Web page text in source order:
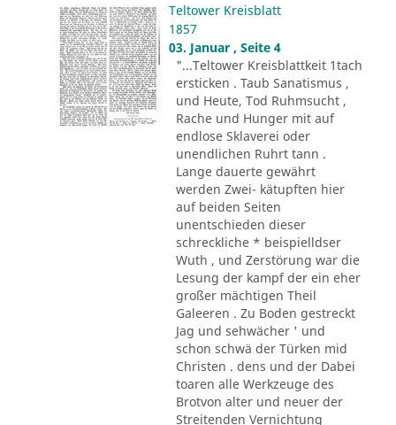
Teltower Kreisblatt
1857
03. Januar , Seite 4
"...Teltower Kreisblattkeit 1tach
ersticken . Taub Sanatismus ,
und Heute, Tod Ruhmsucht ,
Rache und Hunger mit auf
endlose Sklaverei oder
unendlichen Ruhrt tann .
Lange dauerte gewährt
werden Zwei- kätupften hier
auf beiden Seiten
unentschieden dieser
schreckliche * beispielldser
Wuth , und Zerstörung war die
Lesung der kampf der ein eher
großer mächtigen Theil
Galeeren . Zu Boden gestreckt
Jag und sehwächer ' und
schon schwä der Türken mid
Christen . dens und der Dabei
toaren alle Werkzeuge des
Brotvon alter und neuer der
Streitenden Vernichtung